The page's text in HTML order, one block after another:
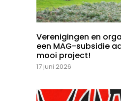
Verenigingen en
een MAG-subsidie
mooi project!
17 juni 2026